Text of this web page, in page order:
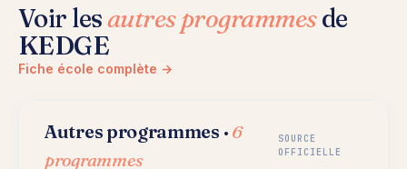
Voir lesautres programmesde
KEDGE
Fiche école complète →
Autres programmes · 6
programmes
SOURCE
OFFICIELLE